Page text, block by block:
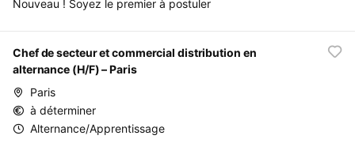
Nouveau ! Soyez le premier à postuler
Chef de secteur et commercial distribution en
alternance (H/F) – Paris
Paris
à déterminer
Alternance/Apprentissage